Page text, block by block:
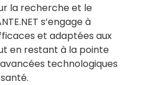
la recherche et le
s’engage à
et adaptées aux
en restant à la pointe
technologiques